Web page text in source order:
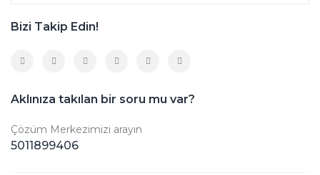
Bizi Takip Edin!
Aklınıza takılan bir soru mu var?
Çözüm Merkezimizi arayın
5011899406